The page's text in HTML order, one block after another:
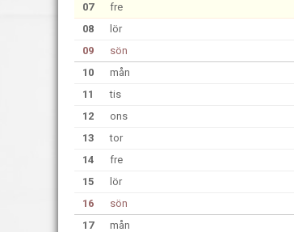
07
fre
08
lör
09
sön
10
mån
11
tis
12
ons
13
tor
14
fre
15
lör
16
sön
17
mån